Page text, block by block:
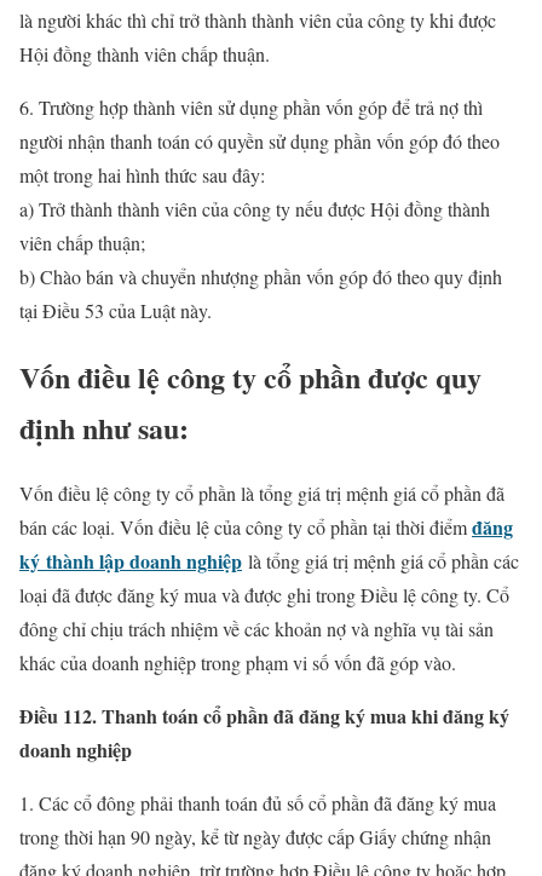
là người khác thì chỉ trở thành thành viên của công ty khi được
Hội đồng thành viên chấp thuận.
6. Trường hợp thành viên sử dụng phần vốn góp để trả nợ thì
người nhận thanh toán có quyền sử dụng phần vốn góp đó theo
một trong hai hình thức sau đây:
a) Trở thành thành viên của công ty nếu được Hội đồng thành
viên chấp thuận;
b) Chào bán và chuyển nhượng phần vốn góp đó theo quy định
tại Điều 53 của Luật này.
Vốn điều lệ công ty cổ phần được quy
định như sau:
Vốn điều lệ công ty cổ phần là tổng giá trị mệnh giá cổ phần đã
bán các loại. Vốn điều lệ của công ty cổ phần tại thời điểmđăng
ký thành lập doanh nghiệp là tổng giá trị mệnh giá cổ phần các
loại đã được đăng ký mua và được ghi trong Điều lệ công ty. Cổ
đông chỉ chịu trách nhiệm về các khoản nợ và nghĩa vụ tài sản
khác của doanh nghiệp trong phạm vi số vốn đã góp vào.
Điều 112. Thanh toán cổ phần đã đăng ký mua khi đăng ký
doanh nghiệp
1. Các cổ đông phải thanh toán đủ số cổ phần đã đăng ký mua
trong thời hạn 90 ngày, kể từ ngày được cấp Giấy chứng nhận